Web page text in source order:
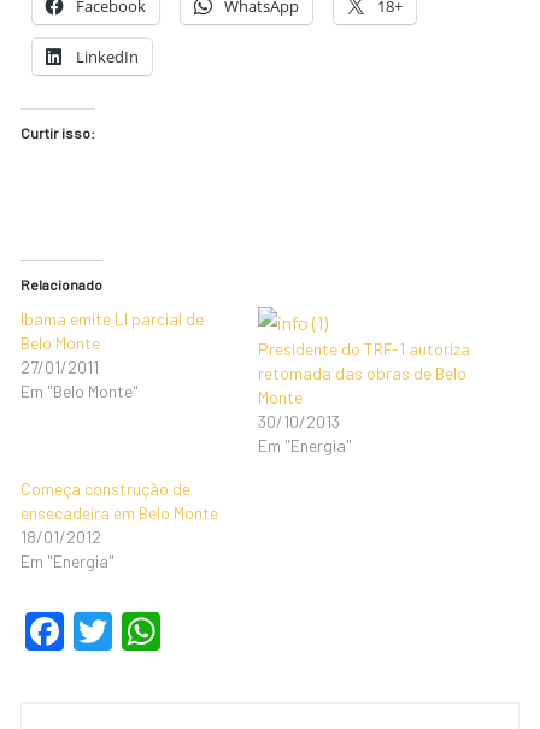
Facebook WhatsApp 18+
LinkedIn
Curtir isso:
Relacionado
Ibama emite LI parcial de
Belo Monte
27/01/2011
Em "Belo Monte"
Presidente do TRF-1 autoriza
retomada das obras de Belo
Monte
30/10/2013
Em "Energia"
Começa construção de
ensecadeira em Belo Monte
18/01/2012
Em "Energia"
F
T